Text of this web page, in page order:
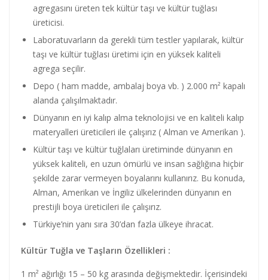
agregasını üreten tek kültür taşı ve kültür tuğlası
üreticisi.
Laboratuvarların da gerekli tüm testler yapılarak, kültür
taşı ve kültür tuğlası üretimi için en yüksek kaliteli
agrega seçilir.
Depo ( ham madde, ambalaj boya vb. ) 2.000 m² kapalı
alanda çalışılmaktadır.
Dünyanın en iyi kalıp alma teknolojisi ve en kaliteli kalıp
materyalleri üreticileri ile çalışırız ( Alman ve Amerikan ).
Kültür taşı ve kültür tuğlaları üretiminde dünyanın en
yüksek kaliteli, en uzun ömürlü ve insan sağlığına hiçbir
şekilde zarar vermeyen boyalarını kullanırız. Bu konuda,
Alman, Amerikan ve İngiliz ülkelerinden dünyanın en
prestijli boya üreticileri ile çalışırız.
Türkiye’nin yanı sıra 30’dan fazla ülkeye ihracat.
Kültür Tuğla ve Taşların Özellikleri :
1 m² ağırlığı 15 – 50 kg arasında değişmektedir. İçerisindeki